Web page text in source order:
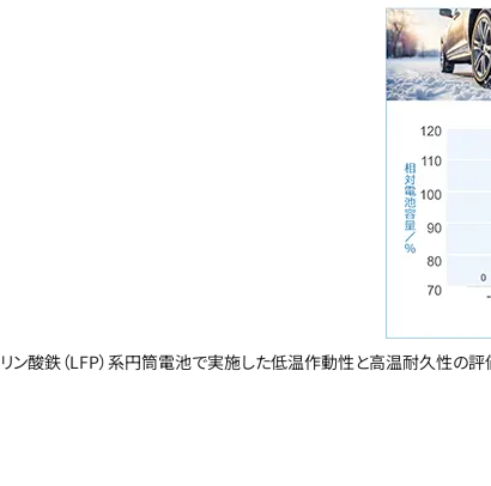
リン酸鉄（LFP）系円筒電池で実施した低温作動性と高温耐久性の